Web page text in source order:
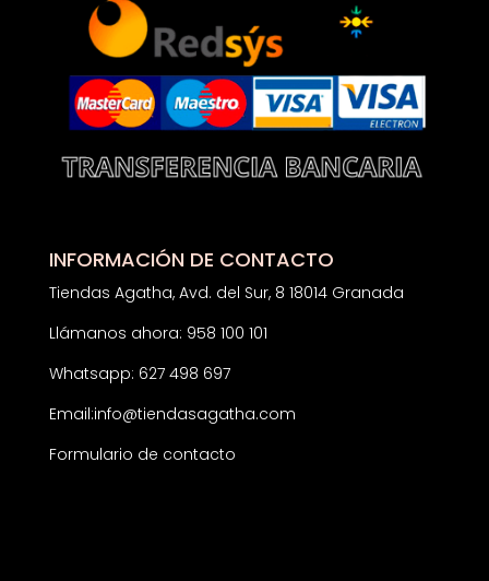
INFORMACIÓN DE CONTACTO
Tiendas Agatha, Avd. del Sur, 8 18014 Granada
Llámanos ahora: 958 100 101
Whatsapp: 627 498 697
Email:info@tiendasagatha.com
Formulario de contacto